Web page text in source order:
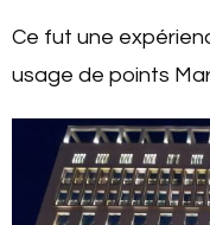
Ce fut une
usage de points